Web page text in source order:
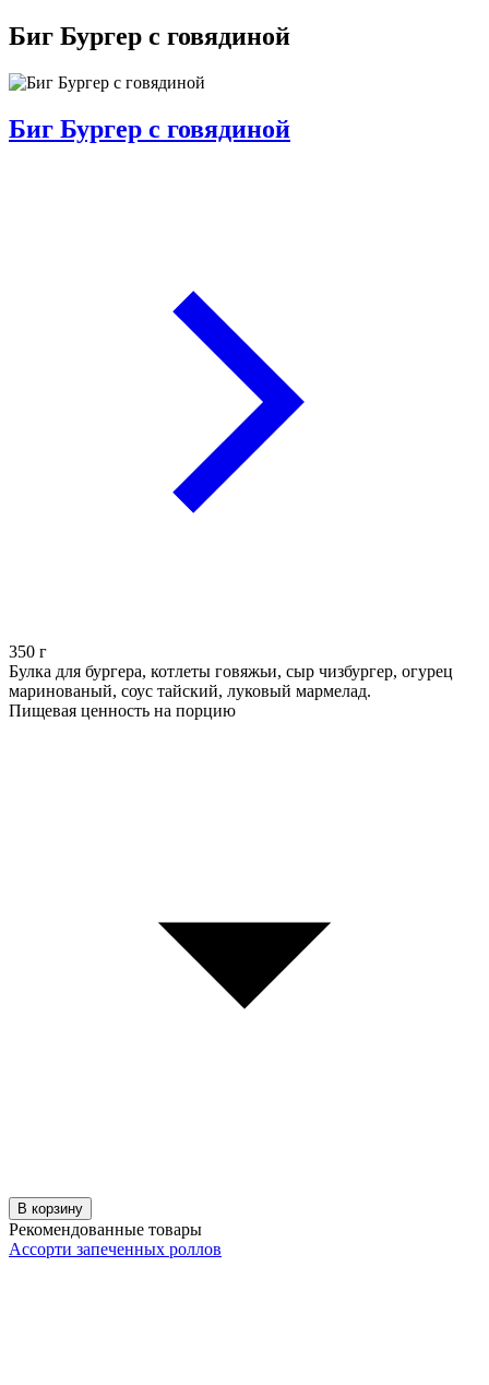
Биг Бургер с говядиной
Биг Бургер с говядиной
350 г
Булка для бургера, котлеты говяжьи, сыр чизбургер, огурец
маринованый, соус тайский, луковый мармелад.
Пищевая ценность на порцию
В корзину
Рекомендованные товары
Ассорти запеченных роллов